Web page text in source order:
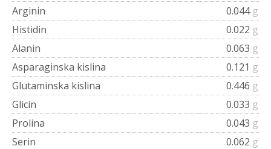
Arginin
0.044 g
Histidin
0.022 g
Alanin
0.063 g
Asparaginska kislina
0.121 g
Glutaminska kislina
0.446 g
Glicin
0.033 g
Prolina
0.043 g
Serin
0.062 g